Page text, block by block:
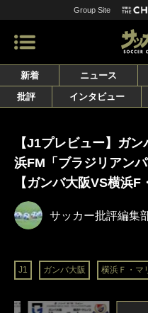
Group Site
新着 ニュース
批評
インタビュー
【J1プレビュー】ガ
浜FM「ブラジリアン
【ガンバ大阪VS横浜F
サッカー批評編集
J1 ガンバ大阪 横浜Ｆ・マ